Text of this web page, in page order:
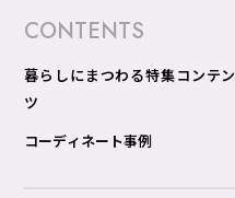
CONTENTS
暮らしにまつわる特集コンテン
ツ
コーディネート事例